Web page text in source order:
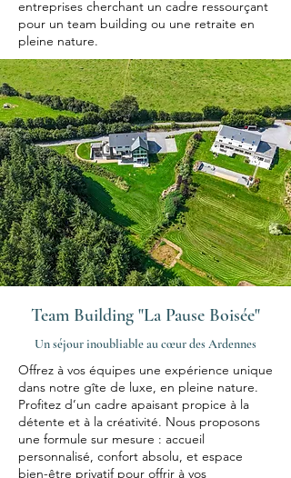
entreprises cherchant un cadre ressourçant
pour un team building ou une retraite en
pleine nature.
Team Building "La Pause Boisée"
Un séjour inoubliable au cœur des Ardennes
Offrez à vos équipes une expérience unique
dans notre gîte de luxe, en pleine nature.
Profitez d’un cadre apaisant propice à la
détente et à la créativité. Nous proposons
une formule sur mesure : accueil
personnalisé, confort absolu, et espace
bien-être privatif pour offrir à vos